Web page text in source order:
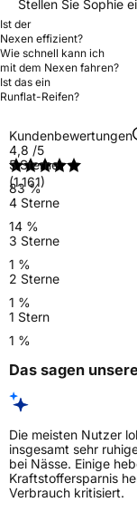
Stellen Sie Sophie
Ist der
Nexen effizient?
Wie schnell kann ich
mit dem Nexen fahren?
Ist das ein
Runflat-Reifen?
Kundenbewertungen
4,8 /5
(1.161)
5 Sterne
83 %
4 Sterne
14 %
3 Sterne
1 %
2 Sterne
1 %
1 Stern
1 %
Das sagen
Die meisten Nutzer
insgesamt sehr
bei Nässe. Einige
Kraftstoffersparnis
Verbrauch kritisiert.